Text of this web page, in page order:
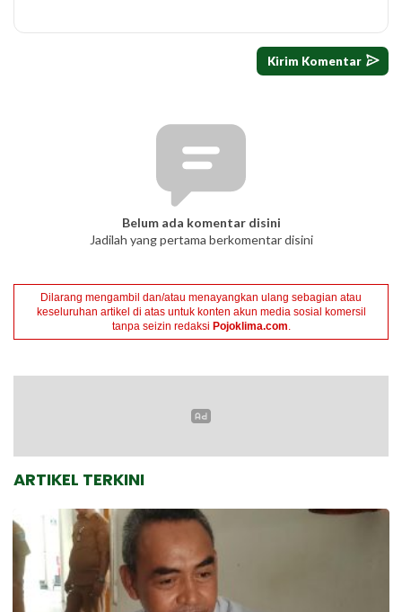
Belum ada komentar disini
Jadilah yang pertama berkomentar disini
Dilarang mengambil dan/atau menayangkan ulang sebagian atau
keseluruhan artikel di atas untuk konten akun media sosial komersil
tanpa seizin redaksi Pojoklima.com
ARTIKEL TERKINI